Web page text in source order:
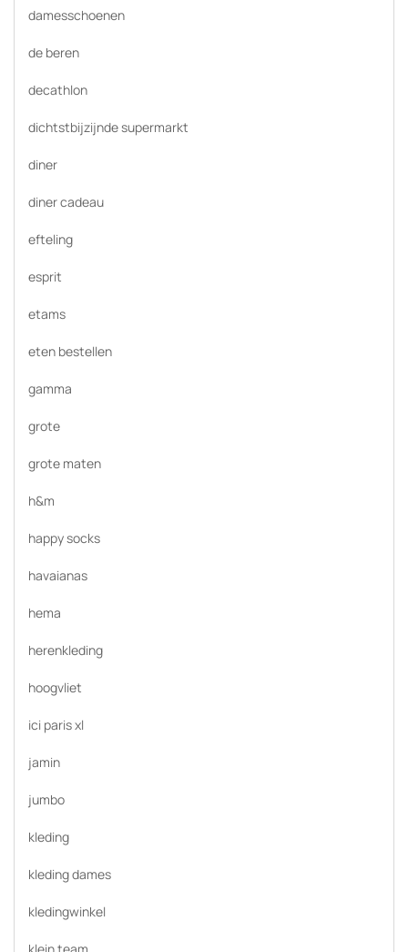
damesschoenen
de beren
decathlon
dichtstbijzijnde supermarkt
diner
diner cadeau
efteling
esprit
etams
eten bestellen
gamma
grote
grote maten
h&m
happy socks
havaianas
hema
herenkleding
hoogvliet
ici paris xl
jamin
jumbo
kleding
kleding dames
kledingwinkel